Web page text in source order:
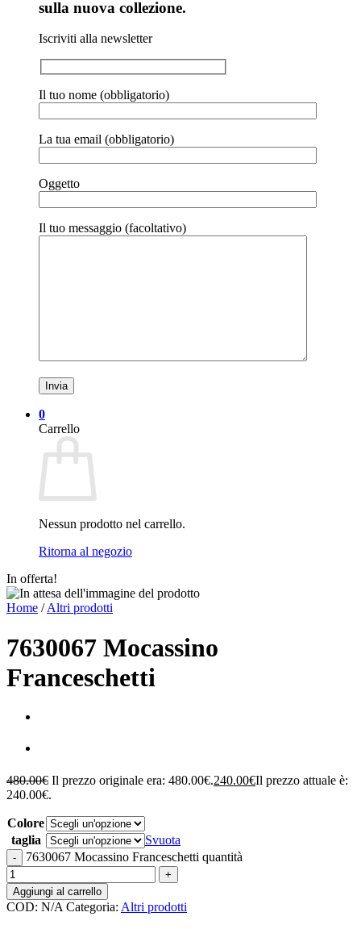
sulla nuova collezione.
Iscriviti alla newsletter
Il tuo nome (obbligatorio)
La tua email (obbligatorio)
Oggetto
Il tuo messaggio (facoltativo)
0
Carrello
Nessun prodotto nel carrello.
Ritorna al negozio
In offerta!
Home / Altri prodotti
7630067 Mocassino
Franceschetti
480.00€ Il prezzo originale era: 480.00€.240.00€Il prezzo attuale è:
240.00€.
Colore
taglia
Svuota
7630067 Mocassino Franceschetti quantità
Aggiungi al carrello
COD: N/A Categoria: Altri prodotti